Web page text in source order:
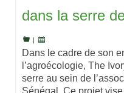
dans la serre
|
Dans le cadre de son
l’agroécologie, The
serre au sein de
Sénégal. Ce projet